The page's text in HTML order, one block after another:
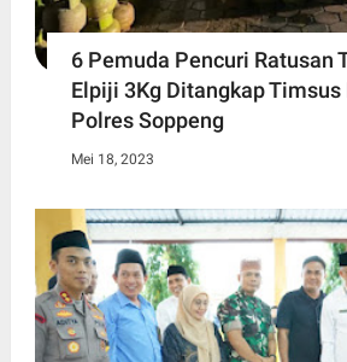
6 Pemuda Pencuri Ratusan
Elpiji 3Kg Ditangkap Timsus
Polres Soppeng
Mei 18, 2023